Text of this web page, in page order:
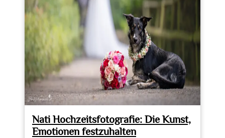
dem
Hochzeitsfotografen
Nati Hochzeitsfotografie: Die Kunst,
Emotionen festzuhalten